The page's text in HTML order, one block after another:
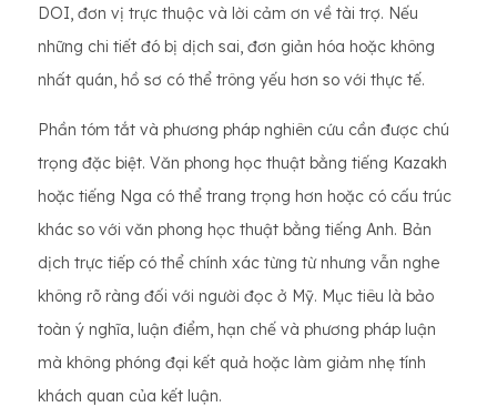
DOI, đơn vị trực thuộc và lời cảm ơn về tài trợ. Nếu
những chi tiết đó bị dịch sai, đơn giản hóa hoặc không
nhất quán, hồ sơ có thể trông yếu hơn so với thực tế.
Phần tóm tắt và phương pháp nghiên cứu cần được chú
trọng đặc biệt. Văn phong học thuật bằng tiếng Kazakh
hoặc tiếng Nga có thể trang trọng hơn hoặc có cấu trúc
khác so với văn phong học thuật bằng tiếng Anh. Bản
dịch trực tiếp có thể chính xác từng từ nhưng vẫn nghe
không rõ ràng đối với người đọc ở Mỹ. Mục tiêu là bảo
toàn ý nghĩa, luận điểm, hạn chế và phương pháp luận
mà không phóng đại kết quả hoặc làm giảm nhẹ tính
khách quan của kết luận.